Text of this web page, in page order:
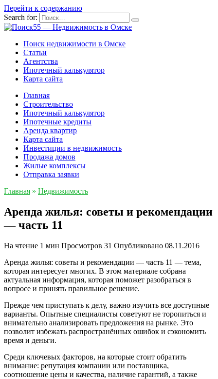
Перейти к содержанию
Search for:
Поиск недвижимости в Омске
Статьи
Агентства
Ипотечный калькулятор
Карта сайта
Главная
Строительство
Ипотечный калькулятор
Ипотечные кредиты
Аренда квартир
Карта сайта
Инвестиции в недвижимость
Продажа домов
Жилые комплексы
Отправка заявки
Главная » Недвижимость
Аренда жилья: советы и рекомендации
— часть 11
На чтение 1 мин Просмотров 31 Опубликовано 08.11.2016
Аренда жилья: советы и рекомендации — часть 11 — тема,
которая интересует многих. В этом материале собрана
актуальная информация, которая поможет разобраться в
вопросе и принять правильное решение.
Прежде чем приступать к делу, важно изучить все доступные
варианты. Опытные специалисты советуют не торопиться и
внимательно анализировать предложения на рынке. Это
позволит избежать распространённых ошибок и сэкономить
время и деньги.
Среди ключевых факторов, на которые стоит обратить
внимание: репутация компании или поставщика,
соотношение цены и качества, наличие гарантий, а также